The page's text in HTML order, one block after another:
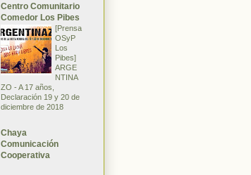
Centro Comunitario
Comedor Los Pibes
[Prensa
OSyP
Los
Pibes]
ARGE
NTINA
ZO - A 17 años,
Declaración 19 y 20 de
diciembre de 2018
Chaya
Comunicación
Cooperativa